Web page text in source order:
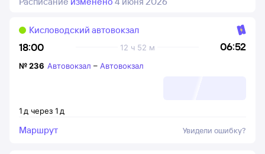
18:00 06:52
12 ч 52 м
Кисловодский автовокзал
1 д через 1 д
№236 Автовокзал – Автовокзал
Маршрут Увидели ошибку?